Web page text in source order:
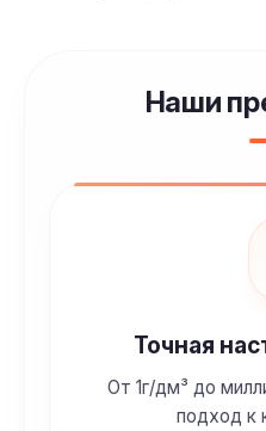
Наши
Точная
От 1г/дм³ до
подход к